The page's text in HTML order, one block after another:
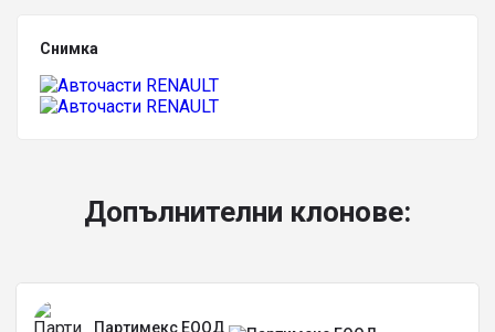
Снимка
Допълнителни клонове:
Партимекс ЕООД